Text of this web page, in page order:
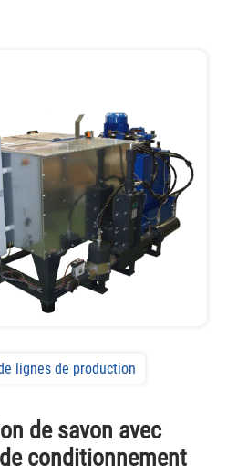
lignes de production
de savon avec
conditionnement